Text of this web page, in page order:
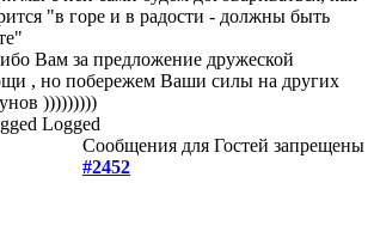
"в горе и в радости - должны быть
Вам за предложение дружеской
, но побережем Ваши силы на других
)))))))))
Logged
Сообщения для Гостей запрещены
#2452